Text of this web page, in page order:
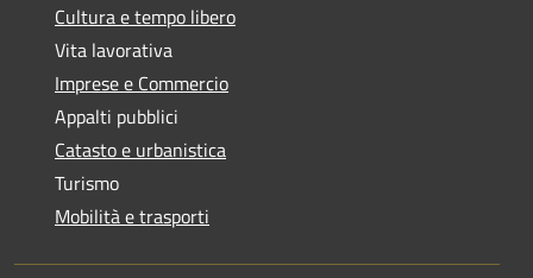
Cultura e tempo libero
Vita lavorativa
Imprese e Commercio
Appalti pubblici
Catasto e urbanistica
Turismo
Mobilità e trasporti